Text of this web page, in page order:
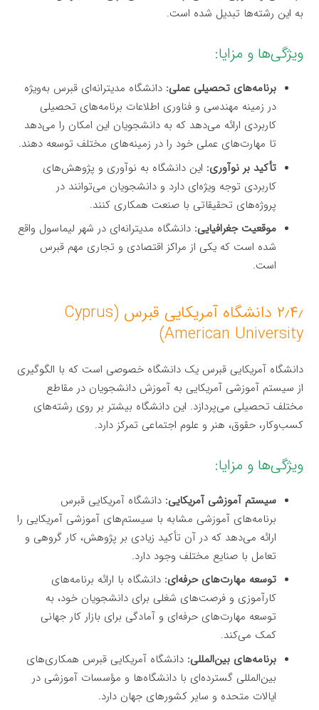
به این رشته‌ها تبدیل شده است.
ویژگی‌ها و مزایا:
برنامه‌های تحصیلی عملی: دانشگاه مدیترانه‌ای قبرس به‌ویژه
در زمینه مهندسی و فناوری اطلاعات برنامه‌های تحصیلی
کاربردی ارائه می‌دهد که به دانشجویان این امکان را می‌دهد
تا مهارت‌های عملی خود را در زمینه‌های مختلف توسعه دهند.
تأکید بر نوآوری: این دانشگاه به نوآوری و پژوهش‌های
کاربردی توجه ویژه‌ای دارد و دانشجویان می‌توانند در
پروژه‌های تحقیقاتی با صنعت همکاری کنند.
موقعیت جغرافیایی: دانشگاه مدیترانه‌ای در شهر لیماسول واقع
شده است که یکی از مراکز اقتصادی و تجاری مهم قبرس
است.
۲٫۴٫ دانشگاه آمریکایی قبرس (Cyprus
American University)
دانشگاه آمریکایی قبرس یک دانشگاه خصوصی است که با الگوگیری
از سیستم آموزشی آمریکایی به آموزش دانشجویان در مقاطع
مختلف تحصیلی می‌پردازد. این دانشگاه بیشتر بر روی رشته‌های
کسب‌وکار، حقوق، هنر و علوم اجتماعی تمرکز دارد.
ویژگی‌ها و مزایا:
سیستم آموزشی آمریکایی: دانشگاه آمریکایی قبرس
برنامه‌های آموزشی مشابه با سیستم‌های آموزشی آمریکایی را
ارائه می‌دهد که در آن تأکید زیادی بر پژوهش، کار گروهی و
تعامل با صنایع مختلف وجود دارد.
توسعه مهارت‌های حرفه‌ای: دانشگاه با ارائه برنامه‌های
کارآموزی و فرصت‌های شغلی برای دانشجویان خود، به
توسعه مهارت‌های حرفه‌ای و آمادگی برای بازار کار جهانی
کمک می‌کند.
برنامه‌های بین‌المللی: دانشگاه آمریکایی قبرس همکاری‌های
بین‌المللی گسترده‌ای با دانشگاه‌ها و مؤسسات آموزشی در
ایالات متحده و سایر کشورهای جهان دارد.